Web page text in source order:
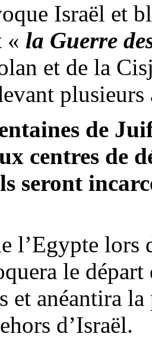
Israël et
« la Guerre
et de la
plusieurs
de
centres de
seront
l’Egypte lors
le
et anéantira
d’Israël.